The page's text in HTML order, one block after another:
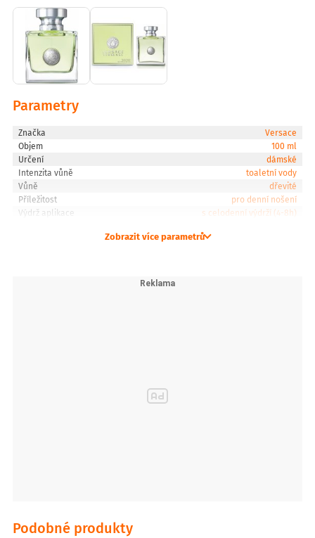
Parametry
Značka
Versace
Objem
100 ml
Určení
dámské
Intenzita vůně
toaletní vody
Vůně
dřevité
Příležitost
pro denní nošení
Výdrž aplikace
s celodenní výdrží (4-8h)
Zobrazit více parametrů
Podobné produkty